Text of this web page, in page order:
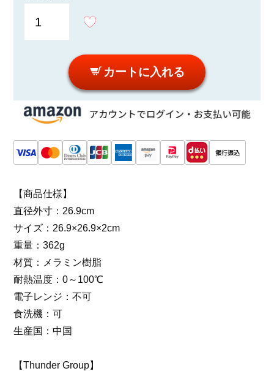
カートに入れる
【商品仕様】
直径外寸：26.9cm
サイズ：26.9×26.9×2cm
重量：362g
材質：メラミン樹脂
耐熱温度：0～100℃
電子レンジ：不可
食洗機：可
生産国：中国
【Thunder Group】